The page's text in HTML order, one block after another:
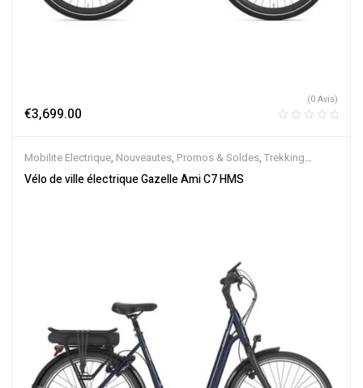
€3,699.00
(0 Avis)
Mobilite Electrique, Nouveautes, Promos & Soldes, Trekking
électrique,Vélo électrique ville,Velos Electriques
Vélo de ville électrique Gazelle Ami C7 HMS